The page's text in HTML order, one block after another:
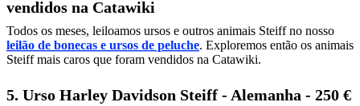
vendidos na Catawiki
Todos os meses, leiloamos ursos e outros animais Steiff no nosso
leilão de bonecas e ursos de peluche. Exploremos então os animais
Steiff mais caros que foram vendidos na Catawiki.
5. Urso Harley Davidson Steiff - Alemanha - 250 €